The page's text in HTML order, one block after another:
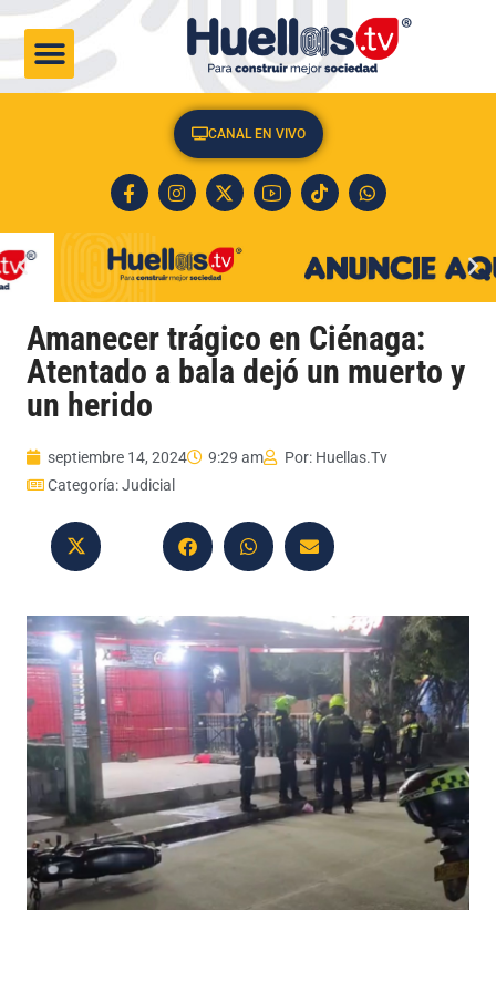
CANAL EN VIVO
Amanecer trágico en Ciénaga:
Atentado a bala dejó un muerto y
un herido
septiembre 14, 2024 9:29 am Por: Huellas.Tv
Categoría:Judicial